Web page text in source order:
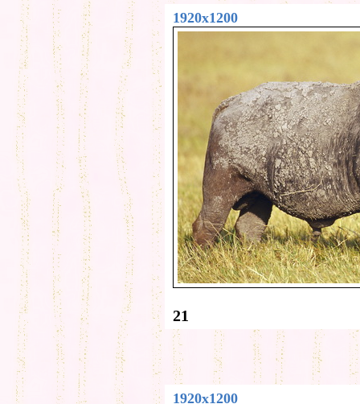
1920x1200
21
1920x1200